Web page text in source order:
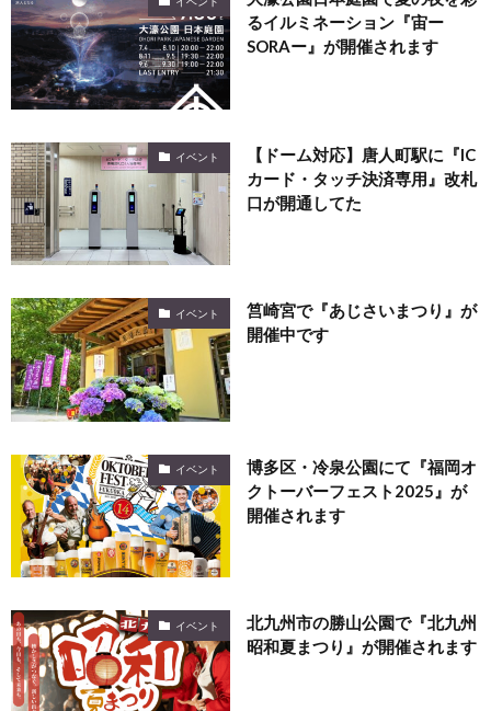
るイルミネーション『宙ー
SORAー』が開催されます
イベント
【ドーム対応】唐人町駅に『IC
カード・タッチ決済専用』改札
口が開通してた
イベント
筥崎宮で『あじさいまつり』が
開催中です
イベント
博多区・冷泉公園にて『福岡オ
クトーバーフェスト2025』が
開催されます
イベント
北九州市の勝山公園で『北九州
昭和夏まつり』が開催されます